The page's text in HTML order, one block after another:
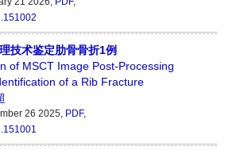
技术鉴定肋骨骨折1例
of MSCT Image Post-Processing
of a Rib Fracture
26 2025, PDF,